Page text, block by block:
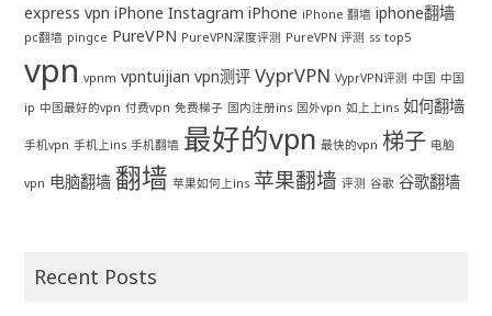
express vpn iPhone Instagram iPhone iPhone 翻墙 iphone翻墙
pc翻墙 pingce PureVPN PureVPN深度评测 PureVPN 评测 ss top5
vpn vpnm vpntuijian vpn测评 VyprVPN VyprVPN评测 中国 中国
ip 中国最好的vpn 付费vpn 免费梯子 国内注册ins 国外vpn 如上上ins 如何翻墙
手机vpn 手机上ins 手机翻墙 最好的vpn 最快的vpn 梯子 电脑
vpn 电脑翻墙 翻墙 苹果如何上ins 苹果翻墙 评测 谷歌 谷歌翻墙
Recent Posts